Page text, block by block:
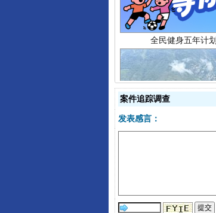
案件追踪调查
发表感言：